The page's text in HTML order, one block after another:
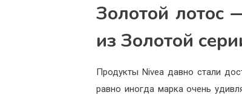
Золотой лотос
из Золотой
Продукты Nivea давно стали
равно иногда марка очень